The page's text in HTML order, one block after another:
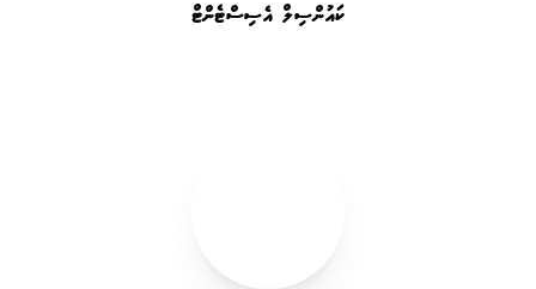
ކައުންސިލް އެސިސްޓެންޓް